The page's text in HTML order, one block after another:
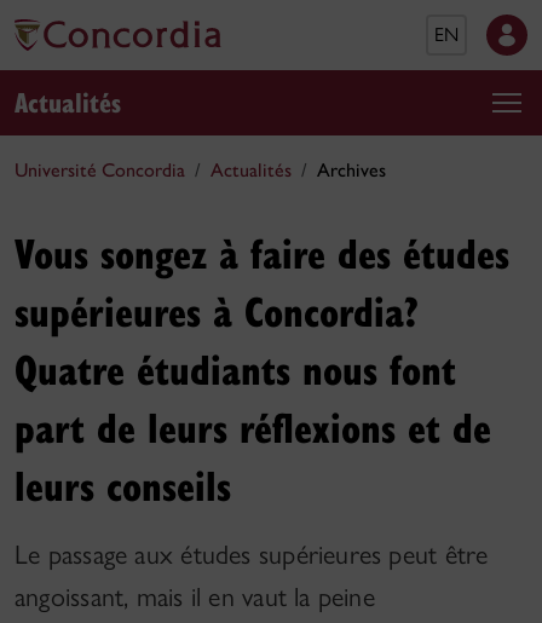
EN
Actualités
Université Concordia Actualités Archives
Vous songez à faire des études
supérieures à Concordia?
Quatre étudiants nous font
part de leurs réflexions et de
leurs conseils
Le passage aux études supérieures peut être
angoissant, mais il en vaut la peine